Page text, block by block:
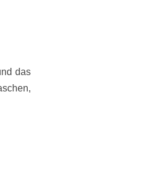
das